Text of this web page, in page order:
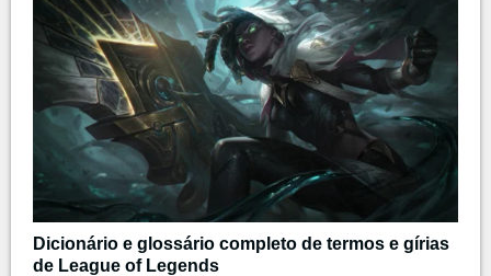
Dicionário e glossário completo de termos e gírias
de League of Legends